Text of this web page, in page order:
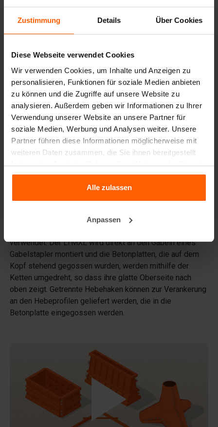
Zustimmung Details Über Cookies
Diese Webseite verwendet Cookies
Wir verwenden Cookies, um Inhalte und Anzeigen zu
personalisieren, Funktionen für soziale Medien anbieten
zu können und die Zugriffe auf unsere Website zu
analysieren. Außerdem geben wir Informationen zu Ihrer
Verwendung unserer Website an unsere Partner für
soziale Medien, Werbung und Analysen weiter. Unsere
Partner führen diese Informationen möglicherweise mit
weiteren Daten zusammen, die Sie ihnen bereitgestellt
haben oder die sie im Rahmen Ihrer Nutzung der Dienste
gesammelt haben.
Alle zulassen
Anpassen
Lastaufnahmemittel
Zubehör
Ersatzteile
Häufig gestellte Fragen
Müssen die Blöcke bewehrt werden?
Aus welchem Material sind die Gussformen
hergestellt?
Welche Lieferzeiten gelten bei Betonblock®?
Details
Lift- und Drehmechanismus XL. Zum Bewegen von
verwendet. Der LTMXL wird direkt an den Gabeln eines
Gabelstapler montiert und die Betonplatten, die auf dem
Kopf stehend gegossen wurden, werden mithilfe der
Ketten umgedreht, so dass ihre glatte Oberseite nach
oben zeigt. Getrennte Hebehaken können zur Verankerung
an den Hebeprofilen geliefert werden, die in die
Betonplatte eingegossen werden.